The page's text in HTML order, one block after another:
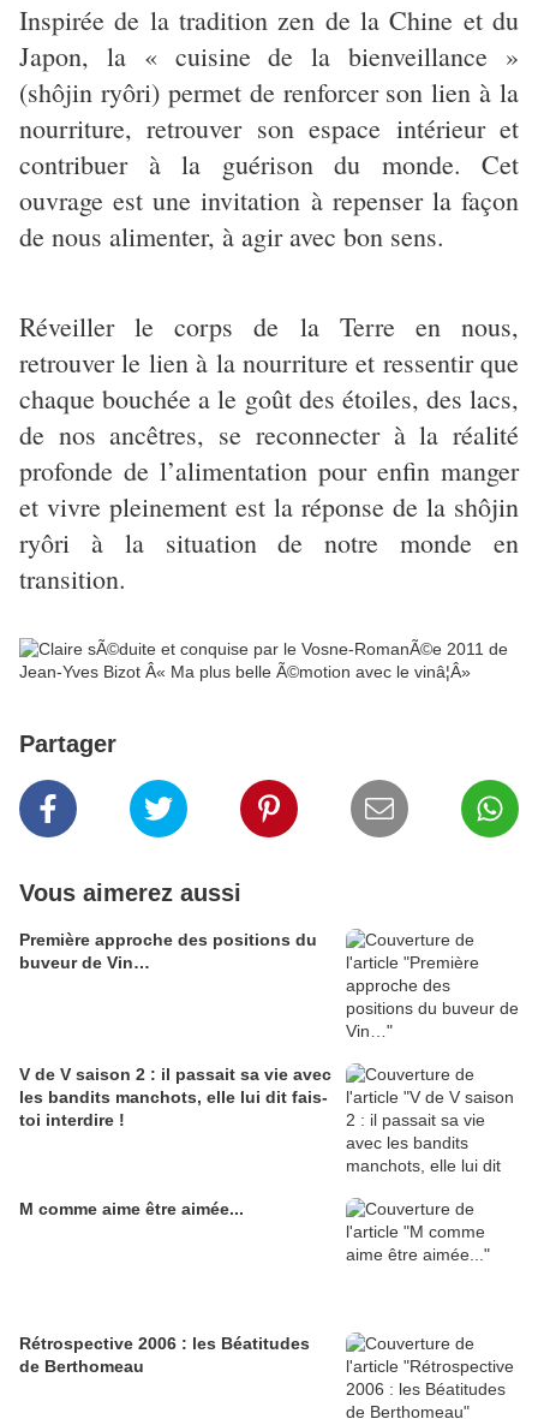
Inspirée de la tradition zen de la Chine et du
Japon, la « cuisine de la bienveillance »
(shôjin ryôri) permet de renforcer son lien à la
nourriture, retrouver son espace intérieur et
contribuer à la guérison du monde. Cet
ouvrage est une invitation à repenser la façon
de nous alimenter, à agir avec bon sens.
Réveiller le corps de la Terre en nous,
retrouver le lien à la nourriture et ressentir que
chaque bouchée a le goût des étoiles, des lacs,
de nos ancêtres, se reconnecter à la réalité
profonde de l’alimentation pour enfin manger
et vivre pleinement est la réponse de la shôjin
ryôri à la situation de notre monde en
transition.
Partager
Vous aimerez aussi
Première approche des positions du
buveur de Vin…
V de V saison 2 : il passait sa vie avec
les bandits manchots, elle lui dit fais-
toi interdire !
M comme aime être aimée...
Rétrospective 2006 : les Béatitudes
de Berthomeau